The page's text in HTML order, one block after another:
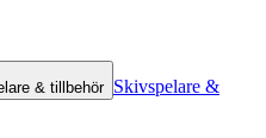
& tillbehör Skivspelare &